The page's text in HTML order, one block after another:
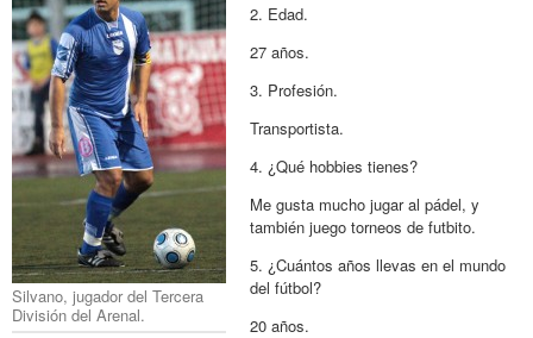
Silvano, jugador del Tercera
División del Arenal.
2. Edad.
27 años.
3. Profesión.
Transportista.
4. ¿Qué hobbies tienes?
Me gusta mucho jugar al pádel, y
también juego torneos de futbito.
5. ¿Cuántos años llevas en el mundo
del fútbol?
20 años.